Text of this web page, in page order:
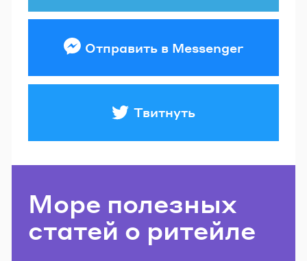
Отправить в Messenger
Твитнуть
Море полезных
статей о ритейле